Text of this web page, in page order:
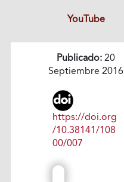
YouTube
Publicado: 20
Septiembre 2016
https://doi.org
/10.38141/108
00/007